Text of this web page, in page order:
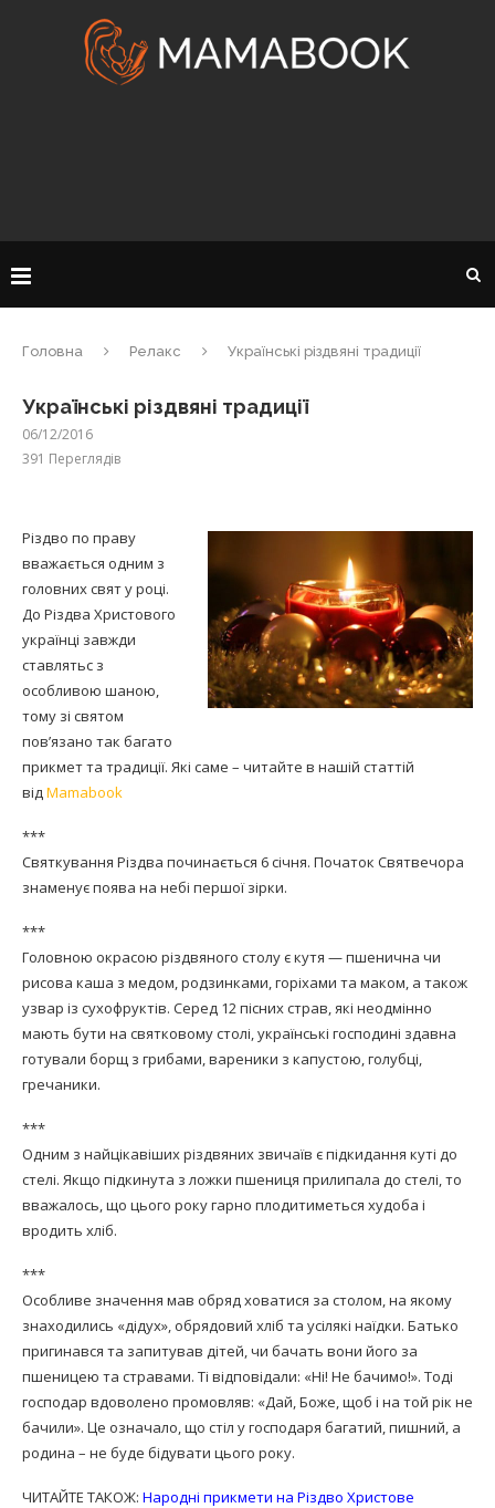
Головна Релакс Українські різдвяні традиції
Українські різдвяні традиції
06/12/2016
391 Переглядів
Різдво по праву
вважається одним з
головних свят у році.
До Різдва Христового
українці завжди
ставлятьс з
особливою шаною,
тому зі святом
пов’язано так багато
прикмет та традиції. Які саме – читайте в нашій статтій
відMamabook
***
Святкування Різдва починається 6 січня. Початок Святвечора
знаменує поява на небі першої зірки.
***
Головною окрасою різдвяного столу є кутя — пшенична чи
рисова каша з медом, родзинками, горіхами та маком, а також
узвар із сухофруктів. Серед 12 пісних страв, які неодмінно
мають бути на святковому столі, українські господині здавна
готували борщ з грибами, вареники з капустою, голубці,
гречаники.
***
Одним з найцікавіших різдвяних звичаїв є підкидання куті до
стелі. Якщо підкинута з ложки пшениця прилипала до стелі, то
вважалось, що цього року гарно плодитиметься худоба і
вродить хліб.
***
Особливе значення мав обряд ховатися за столом, на якому
знаходились «дідух», обрядовий хліб та усілякі наїдки. Батько
пригинався та запитував дітей, чи бачать вони його за
пшеницею та стравами. Ті відповідали: «Ні! Не бачимо!». Тоді
господар вдоволено промовляв: «Дай, Боже, щоб і на той рік не
бачили». Це означало, що стіл у господаря багатий, пишний, а
родина – не буде бідувати цього року.
ЧИТАЙТЕ ТАКОЖ: Народні прикмети на Різдво Христове